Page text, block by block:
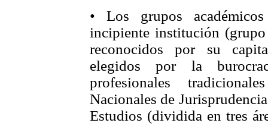
• Los grupos
incipiente institución (grupo
reconocidos por su
elegidos por la
profesionales
Nacionales de
Estudios (dividida en tres